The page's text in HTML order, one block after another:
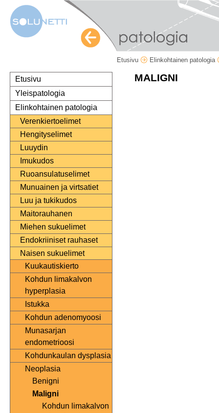
Etusivu Elinkohtainen patologia
Etusivu
Yleispatologia
Elinkohtainen patologia
Verenkiertoelimet
Hengityselimet
Luuydin
Imukudos
Ruoansulatuselimet
Munuainen ja virtsatiet
Luu ja tukikudos
Maitorauhanen
Miehen sukuelimet
Endokriiniset rauhaset
Naisen sukuelimet
Kuukautiskierto
Kohdun limakalvon
hyperplasia
Istukka
Kohdun adenomyoosi
Munasarjan
endometrioosi
Kohdunkaulan dysplasia
Neoplasia
Benigni
Maligni
Kohdun limakalvon
MALIGNI